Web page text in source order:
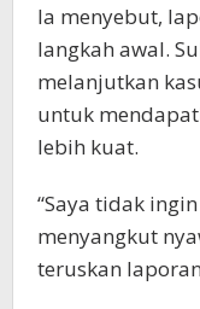
Ia menyebut,
langkah awal.
melanjutkan
untuk
lebih kuat.
“Saya tidak
menyangkut
teruskan